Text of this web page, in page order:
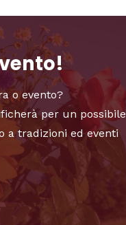
o evento?
per un possibile
a tradizioni ed eventi